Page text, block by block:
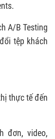
A/B Testing
tệp khách
thực tế đến
đơn, video,